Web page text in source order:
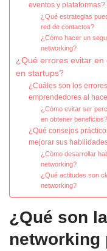
eventos y plataformas?
¿Qué estrategias
red de contactos?
¿Cómo hacer un
networking?
¿Qué errores evitar
en startups?
¿Cuáles son los
emprendedores al
¿Cómo evitar ser
en obtener beneficios?
¿Qué consejos
mejorar sus
¿Cómo desarrollar
networking?
¿Qué actitudes son
networking?
¿Qué son
networking